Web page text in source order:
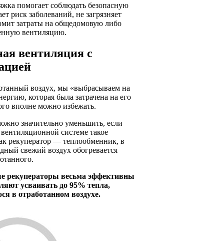
помогает соблюдать безопасную
риск заболеваний, не загрязняет
затраты на общедомовую либо
вентиляцию.
вентиляция с
воздух, мы «выбрасываем на
которая была затрачена на его
вполне можно избежать.
значительно уменьшить, если
системе такое
рекуператор — теплообменник, в
свежий воздух обогревается
рекуператоры весьма эффективны
усваивать до 95% тепла,
в отработанном воздухе.